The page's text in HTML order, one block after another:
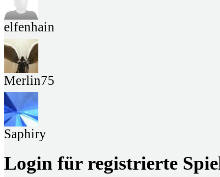
elfenhain
Merlin75
Saphiry
Login für registrierte